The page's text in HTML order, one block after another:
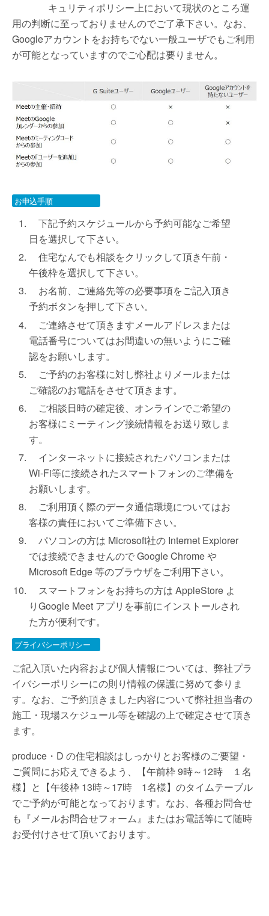
キュリティポリシー上において現状のところ運
用の判断に至っておりませんのでご了承下さい。なお、
Googleアカウントをお持ちでない一般ユーザでもご利用
が可能となっていますのでご心配は要りません。
お申込手順
下記予約スケジュールから予約可能なご希望
日を選択して下さい。
住宅なんでも相談をクリックして頂き午前・
午後枠を選択して下さい。
お名前、ご連絡先等の必要事項をご記入頂き
予約ボタンを押して下さい。
ご連絡させて頂きますメールアドレスまたは
電話番号についてはお間違いの無いようにご確
認をお願いします。
ご予約のお客様に対し弊社よりメールまたは
ご確認のお電話をさせて頂きます。
ご相談日時の確定後、オンラインでご希望の
お客様にミーティング接続情報をお送り致しま
す。
インターネットに接続されたパソコンまたは
Wi-Fi等に接続されたスマートフォンのご準備を
お願いします。
ご利用頂く際のデータ通信環境についてはお
客様の責任においてご準備下さい。
パソコンの方は Microsoft社の Internet Explorer
では接続できませんので Google Chrome や
Microsoft Edge 等のブラウザをご利用下さい。
スマートフォンをお持ちの方は AppleStore よ
りGoogle Meet アプリを事前にインストールされ
た方が便利です。
プライバシーポリシー
ご記入頂いた内容および個人情報については、弊社プラ
イバシーポリシーにの則り情報の保護に努めて参りま
す。なお、ご予約頂きました内容について弊社担当者の
施工・現場スケジュール等を確認の上で確定させて頂き
ます。
produce・D の住宅相談はしっかりとお客様のご要望・
ご質問にお応えできるよう、【午前枠 9時～12時 １名
様】と【午後枠 13時～17時 1名様】のタイムテーブル
でご予約が可能となっております。なお、各種お問合せ
も『メールお問合せフォーム』またはお電話等にて随時
お受付けさせて頂いております。